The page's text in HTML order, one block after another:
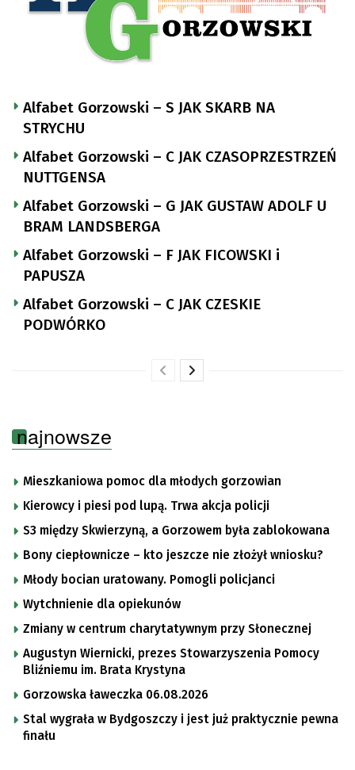
Alfabet Gorzowski – S JAK SKARB NA
STRYCHU
Alfabet Gorzowski – C JAK CZASOPRZESTRZEŃ
NUTTGENSA
Alfabet Gorzowski – G JAK GUSTAW ADOLF U
BRAM LANDSBERGA
Alfabet Gorzowski – F JAK FICOWSKI i
PAPUSZA
Alfabet Gorzowski – C JAK CZESKIE
PODWÓRKO
najnowsze
Mieszkaniowa pomoc dla młodych gorzowian
Kierowcy i piesi pod lupą. Trwa akcja policji
S3 między Skwierzyną, a Gorzowem była zablokowana
Bony ciepłownicze – kto jeszcze nie złożył wniosku?
Młody bocian uratowany. Pomogli policjanci
Wytchnienie dla opiekunów
Zmiany w centrum charytatywnym przy Słonecznej
Augustyn Wiernicki, prezes Stowarzyszenia Pomocy
Bliźniemu im. Brata Krystyna
Gorzowska ławeczka 06.08.2026
Stal wygrała w Bydgoszczy i jest już praktycznie pewna
finału